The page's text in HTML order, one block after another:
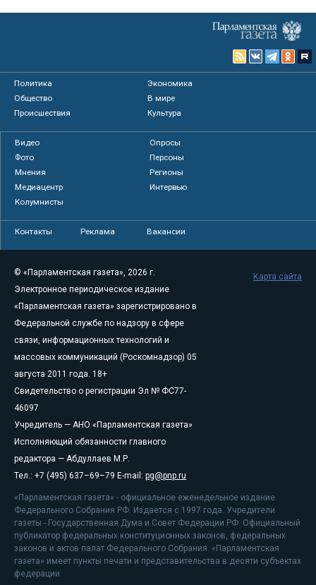
Политика
Экономика
Общество
В мире
Происшествия
Культура
Видео
Опросы
Фото
Персоны
Мнения
Регионы
Медиацентр
Интервью
Колумнисты
Контакты Реклама Вакансии
© «Парламентская газета», 2026 г.
Электронное периодическое издание
«Парламентская газета» зарегистрировано в
Федеральной службе по надзору в сфере
связи, информационных технологий и
массовых коммуникаций (Роскомнадзор) 05
августа 2011 года. 18+
Свидетельство о регистрации Эл № ФС77-
46097
Учредитель — АНО «Парламентская газета»
Исполняющий обязанности главного
редактора — Абдуллаев М.Р.
Тел.: +7 (495) 637–69–79 E-mail: pg@pnp.ru
«Парламентская газета» - официальное еженедельное издание
Федерального Собрания РФ. Издается с 1997 года. Учредители
газеты - Государственная Дума и Совет Федерации РФ. Официальный
публикатор федеральных конституционных законов, федеральных
законов и актов палат Федерального Собрания. «Парламентская
газета» имеет пункты печати и представительства в десяти субъектах
федерации.
Карта сайта